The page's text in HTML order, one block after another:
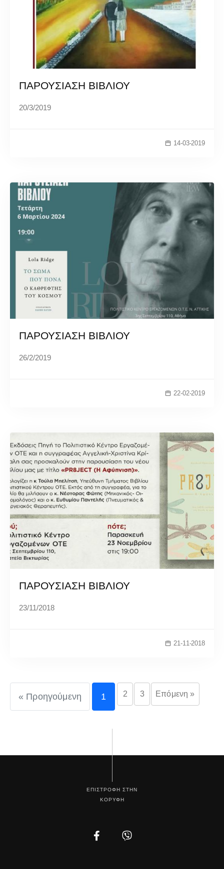
ΠΑΡΟΥΣΙΑΣΗ ΒΙΒΛΙΟΥ
20/3/2019
14-03-2019
ΠΑΡΟΥΣΙΑΣΗ ΒΙΒΛΙΟΥ
26/2/2019
22-02-2019
ΠΑΡΟΥΣΙΑΣΗ ΒΙΒΛΙΟΥ
23/11/2018
21-11-2018
« Προηγούμενη 1 2 3 Επόμενη »
ΕΠΙΣΤΡΟΦΗ ΣΤΗΝ
ΚΟΡΥΦΗ